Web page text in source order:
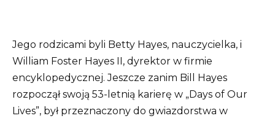
Jego rodzicami byli Betty Hayes, nauczycielka, i
William Foster Hayes II, dyrektor w firmie
encyklopedycznej.Jeszcze zanim Bill Hayes
rozpoczął swoją 53-letnią karierę w „Days of Our
Lives”, był przeznaczony do gwiazdorstwa w